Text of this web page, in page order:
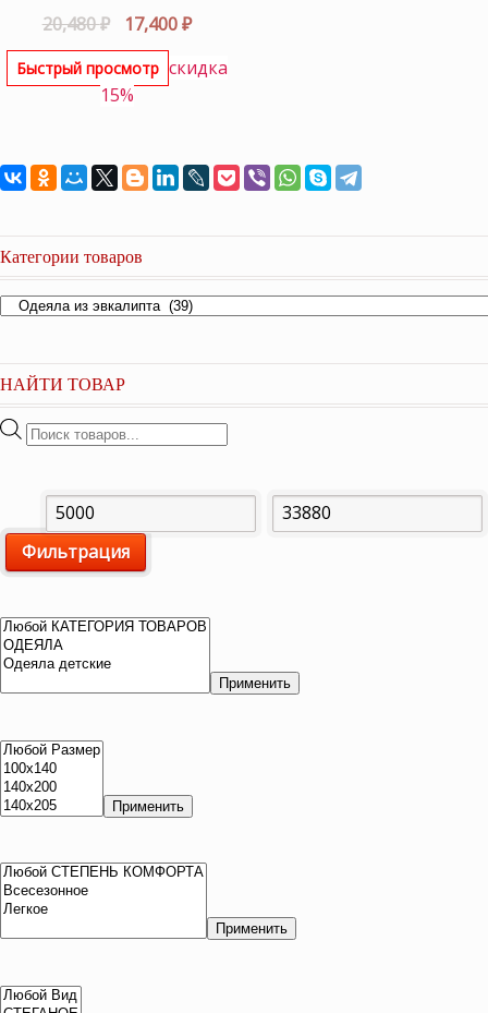
20,480₽
Первоначальная
цена
составляла
20,480 ₽.
17,400₽Текущая
17,400 ₽.
Быстрый просмотр скидка
15%
Категории товаров
НАЙТИ ТОВАР
Поиск
Минимальная
цена
Максимальная
Фильтрация
Применить
Применить
Применить